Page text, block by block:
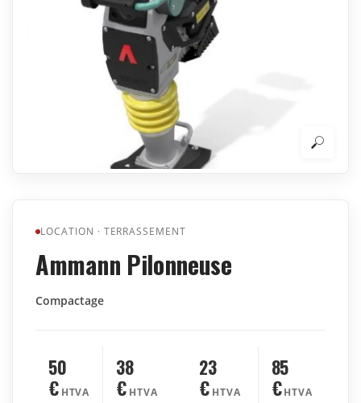
LOCATION · TERRASSEMENT
Ammann Pilonneuse
Compactage
50
€ HTVA
38
€ HTVA
23
€ HTVA
85
€ HTVA